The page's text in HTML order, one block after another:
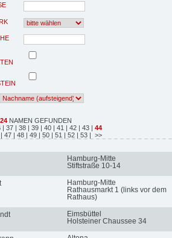
NAMEN GEFUNDEN
| 37 | 38 | 39 | 40 | 41 | 42 | 43 | 44
| 47 | 48 | 49 | 50 | 51 | 52 | 53 | >>
Hamburg-Mitte
Stiftstraße 10-14
Hamburg-Mitte
Rathausmarkt 1 (links vor dem
Rathaus)
Eimsbüttel
Holsteiner Chaussee 34